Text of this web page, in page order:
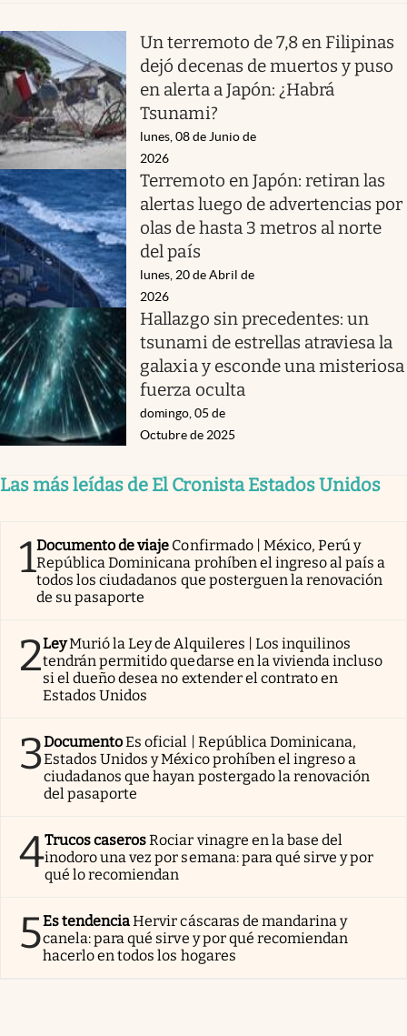
Un terremoto de 7,8 en Filipinas
dejó decenas de muertos y puso
en alerta a Japón: ¿Habrá
Tsunami?
lunes, 08 de Junio de
2026
Terremoto en Japón: retiran las
alertas luego de advertencias por
olas de hasta 3 metros al norte
del país
lunes, 20 de Abril de
2026
Hallazgo sin precedentes: un
tsunami de estrellas atraviesa la
galaxia y esconde una misteriosa
fuerza oculta
domingo, 05 de
Octubre de 2025
Las más leídas de El Cronista Estados Unidos
1Documento de viaje Confirmado | México, Perú y
República Dominicana prohíben el ingreso al país a
todos los ciudadanos que posterguen la renovación
de su pasaporte
2LeyMurió la Ley de Alquileres | Los inquilinos
tendrán permitido quedarse en la vivienda incluso
si el dueño desea no extender el contrato en
Estados Unidos
3DocumentoEs oficial | República Dominicana,
Estados Unidos y México prohíben el ingreso a
ciudadanos que hayan postergado la renovación
del pasaporte
4Trucos caserosRociar vinagre en la base del
inodoro una vez por semana: para qué sirve y por
qué lo recomiendan
5Es tendenciaHervir cáscaras de mandarina y
canela: para qué sirve y por qué recomiendan
hacerlo en todos los hogares